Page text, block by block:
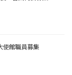
使館職員募集